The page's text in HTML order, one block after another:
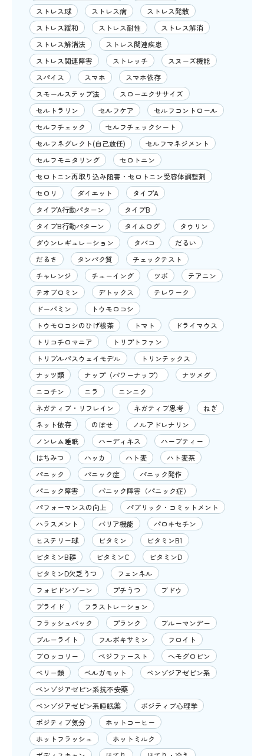
ストレス球
ストレス病
ストレス発散
ストレス緩和
ストレス耐性
ストレス解消
ストレス解消法
ストレス関連疾患
ストレス関連障害
ストレッチ
スヌーズ機能
スパイス
スマホ
スマホ依存
スモールステップ法
スローエクササイズ
セルトラリン
セルフケア
セルフコントロール
セルフチェック
セルフチェックシート
セルフネグレクト(自己放任)
セルフマネジメント
セルフモニタリング
セロトニン
セロトニン再取り込み阻害・セロトニン受容体調整剤
セロリ
ダイエット
タイプA
タイプA行動パターン
タイプB
タイプB行動パターン
タイムログ
タウリン
ダウンレギュレーション
タバコ
だるい
だるさ
タンパク質
チェックテスト
チャレンジ
チューイング ツボ
テアニン
テオブロミン
デトックス
テレワーク
ドーパミン
トウモロコシ
トウモロコシのひげ根茶
トマト
ドライマウス
トリコチロマニア
トリプトファン
トリプルパスウェイモデル
トリンテックス
ナッツ類
ナップ（パワーナップ）
ナツメグ
ニコチン
ニラ
ニンニク
ネガティブ・リフレイン
ネガティブ思考
ねぎ
ネット依存
のぼせ
ノルアドレナリン
ノンレム睡眠
ハーディネス
ハーブティー
はちみつ
ハッカ ハト麦
ハト麦茶
パニック
パニック症
パニック発作
パニック障害
パニック障害（パニック症）
パフォーマンスの向上
パブリック・コミットメント
ハラスメント
バリア機能
パロキセチン
ヒステリー球
ビタミン
ビタミンB1
ビタミンB群
ビタミンC
ビタミンD
ビタミンD欠乏うつ
フェンネル
フォビドンゾーン
プチうつ
ブドウ
プライド
フラストレーション
フラッシュバック
プランク
ブルーマンデー
ブルーライト
フルボキサミン
フロイト
ブロッコリー
ベジファースト
ヘモグロビン
ベリー類
ベルガモット
ベンゾジアゼピン系
ベンゾジアゼピン系抗不安薬
ベンゾジアゼピン系睡眠薬
ポジティブ心理学
ポジティブ気分
ホットコーヒー
ホットフラッシュ
ホットミルク